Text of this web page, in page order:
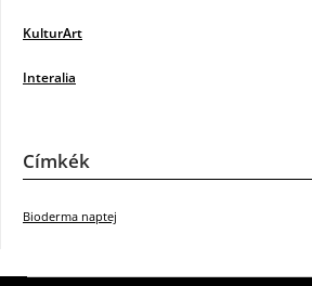
KulturArt
Interalia
Címkék
Bioderma naptej